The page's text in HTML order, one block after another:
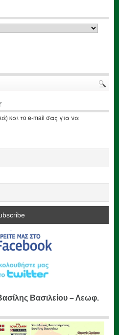
και το e-mail σας για να
Βασιλείου – Λεωφ.